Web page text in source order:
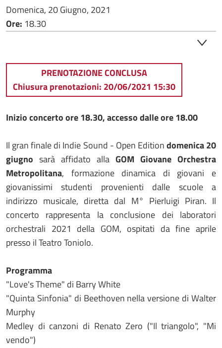
Domenica, 20 Giugno, 2021
Ore: 18.30
PRENOTAZIONE CONCLUSA
Chiusura prenotazioni: 20/06/2021 15:30
Inizio concerto ore 18.30, accesso dalle ore 18.00
Il gran finale di Indie Sound - Open Editiondomenica 20
giugno sarà affidato alla GOM Giovane Orchestra
Metropolitana, formazione dinamica di giovani e
giovanissimi studenti provenienti dalle scuole a
indirizzo musicale, diretta dal M° Pierluigi Piran. Il
concerto rappresenta la conclusione dei laboratori
orchestrali 2021 della GOM, ospitati da fine aprile
presso il Teatro Toniolo.
Programma
"Love's Theme" di Barry White
"Quinta Sinfonia" di Beethoven nella versione di Walter
Murphy
Medley di canzoni di Renato Zero ("Il triangolo", "Mi
vendo")